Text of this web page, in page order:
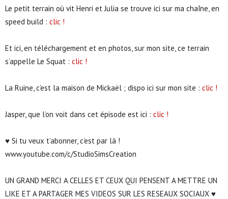
Le petit terrain où vit Henri et Julia se trouve ici sur ma chaîne, en
speed build : clic !
Et ici, en téléchargement et en photos, sur mon site, ce terrain
s’appelle Le Squat : clic !
La Ruine, c’est la maison de Mickaël ; dispo ici sur mon site : clic !
Jasper, que l’on voit dans cet épisode est ici : clic !
♥ Si tu veux t’abonner, c’est par là !
www.youtube.com/c/StudioSimsCreation
UN GRAND MERCI A CELLES ET CEUX QUI PENSENT A METTRE UN
LIKE ET A PARTAGER MES VIDEOS SUR LES RESEAUX SOCIAUX ♥